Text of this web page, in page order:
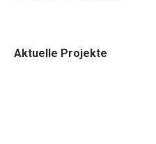
Aktuelle Projekte